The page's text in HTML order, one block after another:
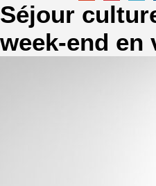
Séjour
week-end en